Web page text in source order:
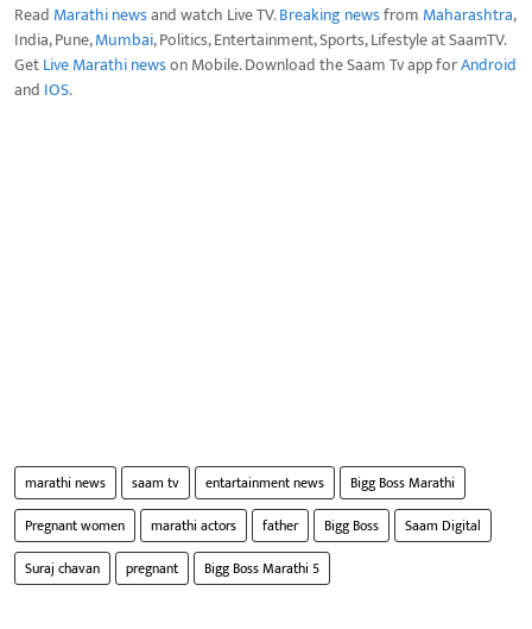
Read Marathi newsand watch Live TV.Breaking newsfrom Maharashtra,
India, Pune,Mumbai, Politics, Entertainment, Sports, Lifestyle at SaamTV.
GetLive Marathi newson Mobile. Download the Saam Tv app forAndroid
and IOS.
marathi news saam tv entartainment news
Bigg Boss Marathi
Pregnant women
marathi actors father Bigg Boss
Saam Digital
Suraj chavan
pregnant Bigg Boss Marathi 5